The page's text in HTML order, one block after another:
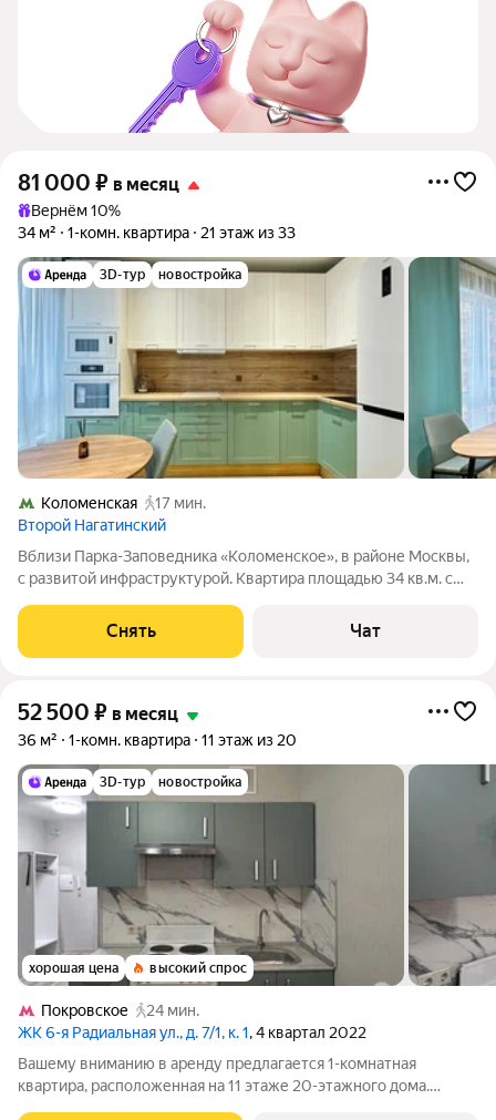
81 000 ₽ в месяц
Вернём 10%
34 м²
1-комн. квартира 21 этаж из 33
3D-тур новостройка
Коломенская
17 мин.
Второй Нагатинский
Вблизи Парка-Заповедника «Коломенское», в районе Москвы,
с развитой инфраструктурой. Квартира площадью 34 кв.м. с
срок от 11 месяцев. В шаговой доступности расположены
магазины, парки,
Снять Чат
52 500 ₽ в месяц
36 м² 1-комн. квартира 11 этаж из 20
3D-тур новостройка
хорошая цена высокий спрос
Покровское
24 мин.
ЖК 6-я Радиальная ул., д. 7/1, к. 1, 4 квартал 2022
Вашему вниманию в аренду предлагается 1-комнатная
квартира, расположенная на 11 этаже 20-этажного дома.